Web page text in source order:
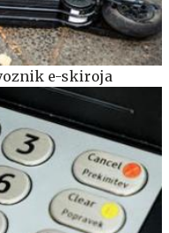
e-skiroja